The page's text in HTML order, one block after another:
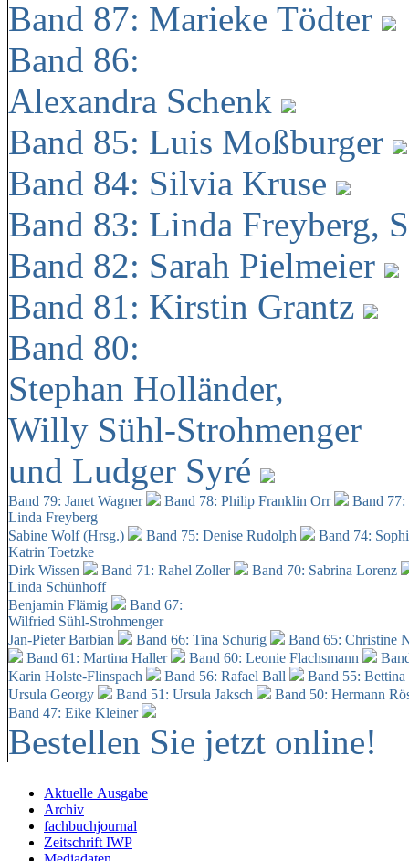
Band 87: Marieke Tödter
Band 86:
Alexandra Schenk
Band 85: Luis Moßburger
Band 84: Silvia Kruse
Band 83: Linda Freyberg,
Band 82: Sarah Pielmeier
Band 81: Kirstin Grantz
Band 80:
Stephan Holländer,
Willy Sühl-Strohmenger
und Ludger Syré
Band 79: Janet Wagner Band 78: Philip Franklin Orr
Band
Linda Freyberg
Sabine Wolf (Hrsg.)
Band 75: Denise Rudolph
Band 74:
Katrin Toetzke
Dirk Wissen
Band 71: Rahel Zoller
Band 70: Sabrina Lorenz
Linda Schünhoff
Benjamin Flämig
Band 67:
Wilfried Sühl-Strohmenger
Jan-Pieter Barbian
Band 66: Tina Schurig
Band 65: Christine
Band 61: Martina Haller
Band 60: Leonie Flachsmann
Karin Holste-Flinspach
Band 56: Rafael Ball
Band 55:
Ursula Georgy
Band 51: Ursula Jaksch Band 50: Hermann
Band 47: Eike Kleiner
Bestellen Sie jetzt online!
Aktuelle Ausgabe
Archiv
fachbuchjournal
Zeitschrift IWP